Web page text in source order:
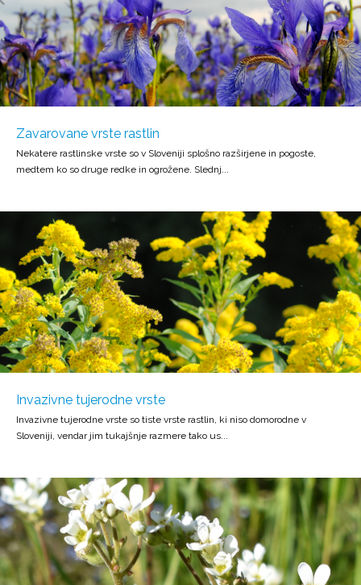
Zavarovane vrste rastlin
Nekatere rastlinske vrste so v Sloveniji splošno razširjene in pogoste,
medtem ko so druge redke in ogrožene. Slednj...
Invazivne tujerodne vrste
Invazivne tujerodne vrste so tiste vrste rastlin, ki niso domorodne v
Sloveniji, vendar jim tukajšnje razmere tako us...